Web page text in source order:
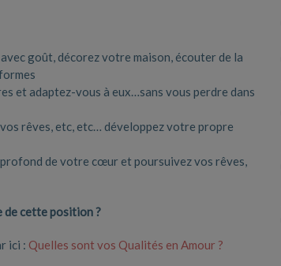
goût, décorez votre maison, écouter de la
et adaptez-vous à eux…sans vous perdre dans
rêves, etc, etc… développez votre propre
profond de votre cœur et poursuivez vos rêves,
de cette position ?
ici : Quelles sont vos Qualités en Amour ?